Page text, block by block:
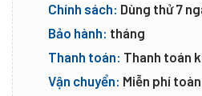
Chính sách: Dùng thử 7
Bảo hành: tháng
Thanh toán: Thanh toán
Vận chuyển: Miễn phí